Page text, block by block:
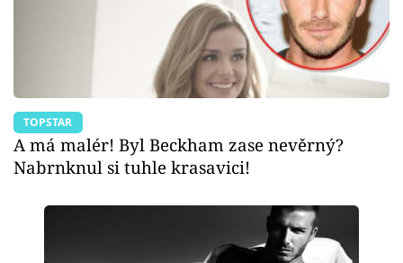
TOPSTAR
A má malér! Byl Beckham zase nevěrný?
Nabrnknul si tuhle krasavici!